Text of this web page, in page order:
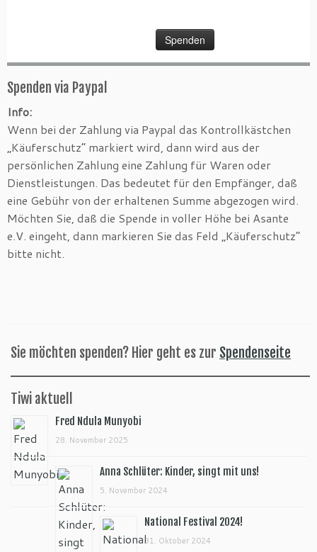
Spenden via Paypal
Info:
Wenn bei der Zahlung via Paypal das Kontrollkästchen
„Käuferschutz“ markiert wird, dann wird aus der
persönlichen Zahlung eine Zahlung für Waren oder
Dienstleistungen. Das bedeutet für den Empfänger, daß
eine Gebühr von der erhaltenen Summe abgezogen wird.
Möchten Sie, daß die Spende in voller Höhe bei Asante
e.V. eingeht, dann markieren Sie das Feld „Käuferschutz“
bitte nicht.
Sie möchten spenden? Hier geht es zur Spendenseite
Tiwi aktuell
Fred Ndula Munyobi
28. November 2025
Anna Schlüter: Kinder, singt mit uns!
5. November 2024
National Festival 2024!
31. Oktober 2024